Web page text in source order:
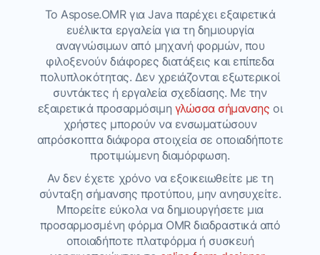
Το Aspose.OMR για Java παρέχει εξαιρετικά
ευέλικτα εργαλεία για τη δημιουργία
αναγνώσιμων από μηχανή φορμών, που
φιλοξενούν διάφορες διατάξεις και επίπεδα
πολυπλοκότητας. Δεν χρειάζονται εξωτερικοί
συντάκτες ή εργαλεία σχεδίασης. Με την
εξαιρετικά προσαρμόσιμη γλώσσα σήμανσης οι
χρήστες μπορούν να ενσωματώσουν
απρόσκοπτα διάφορα στοιχεία σε οποιαδήποτε
προτιμώμενη διαμόρφωση.
Αν δεν έχετε χρόνο να εξοικειωθείτε με τη
σύνταξη σήμανσης προτύπου, μην ανησυχείτε.
Μπορείτε εύκολα να δημιουργήσετε μια
προσαρμοσμένη φόρμα OMR διαδραστικά από
οποιαδήποτε πλατφόρμα ή συσκευή